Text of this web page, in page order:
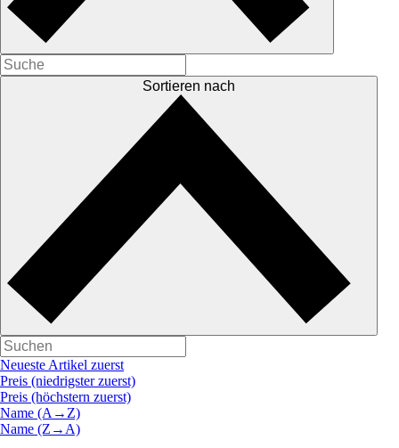
Sortieren nach
Neueste Artikel zuerst
Preis (niedrigster zuerst)
Preis (höchstern zuerst)
Name (A→Z)
Name (Z→A)